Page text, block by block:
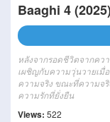
Baaghi 4 (2025)
หลังจากรอดชีวิตจากคว
เผชิญกับความวุ่นวายเมื่
ความจริง ขณะที่ความจ
ความรักที่ยั่งยืน
Views: 522